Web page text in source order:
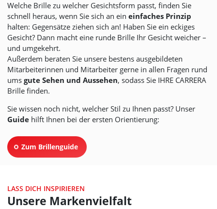
Welche Brille zu welcher Gesichtsform passt, finden Sie
schnell heraus, wenn Sie sich an ein einfaches Prinzip
halten: Gegensätze ziehen sich an! Haben Sie ein eckiges
Gesicht? Dann macht eine runde Brille Ihr Gesicht weicher –
und umgekehrt.
Außerdem beraten Sie unsere bestens ausgebildeten
Mitarbeiterinnen und Mitarbeiter gerne in allen Fragen rund
ums gute Sehen und Aussehen, sodass Sie IHRE CARRERA
Brille finden.
Sie wissen noch nicht, welcher Stil zu Ihnen passt? Unser
Guide hilft Ihnen bei der ersten Orientierung:
Zum Brillenguide
LASS DICH INSPIRIEREN
Unsere Markenvielfalt